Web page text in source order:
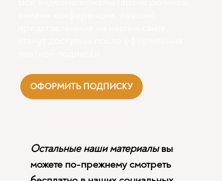
ОФОРМИТЬ ПОДПИСКУ
Остальные наши материалывы
можете по-прежнему смотреть